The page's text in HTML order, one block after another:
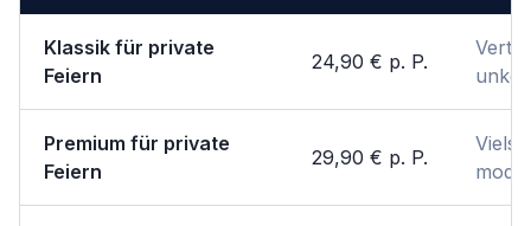
Klassik für private
Feiern
24,90 € p. P.
Premium für private
Feiern
29,90 € p. P.